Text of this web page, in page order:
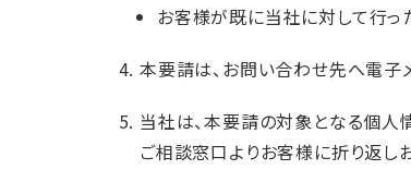
お客様が既に当社に対して行
本要請は、お問い合わせ先へ電子
当社は、本要請の対象となる個人
ご相談窓口よりお客様に折り返し